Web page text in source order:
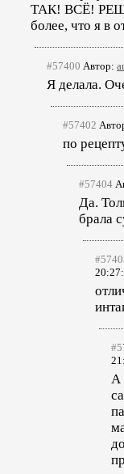
ТАК! ВСЁ!
более, что я в
#57400 Автор:
Я делала.
#57402
по
#57404
Да.
брала
А